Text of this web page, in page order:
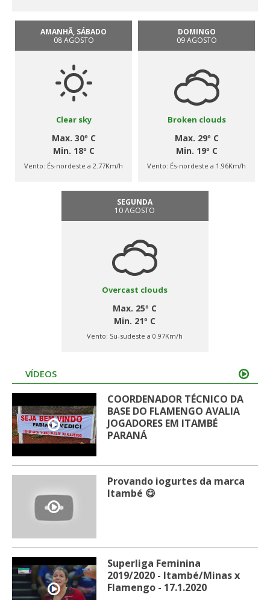
AMANHÃ, SÁBADO
08 AGOSTO
Clear sky
Max. 30º C
Min. 18º C
Vento: És-nordeste a 2.77Km/h
DOMINGO
09 AGOSTO
Broken clouds
Max. 29º C
Min. 19º C
Vento: És-nordeste a 1.96Km/h
SEGUNDA
10 AGOSTO
Overcast clouds
Max. 25º C
Min. 21º C
Vento: Su-sudeste a 0.97Km/h
VÍDEOS
COORDENADOR TÉCNICO DA
BASE DO FLAMENGO AVALIA
JOGADORES EM ITAMBÉ
PARANÁ
Provando iogurtes da marca
Itambé 😋
Superliga Feminina
2019/2020 - Itambé/Minas x
Flamengo - 17.1.2020